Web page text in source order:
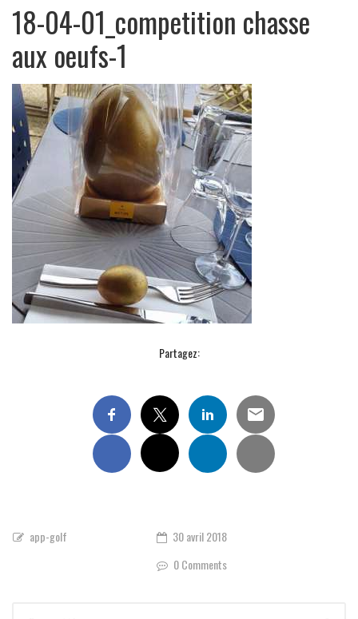
18-04-01_competition chasse
aux oeufs-1
Partagez:
app-golf
30 avril 2018
0 Comments